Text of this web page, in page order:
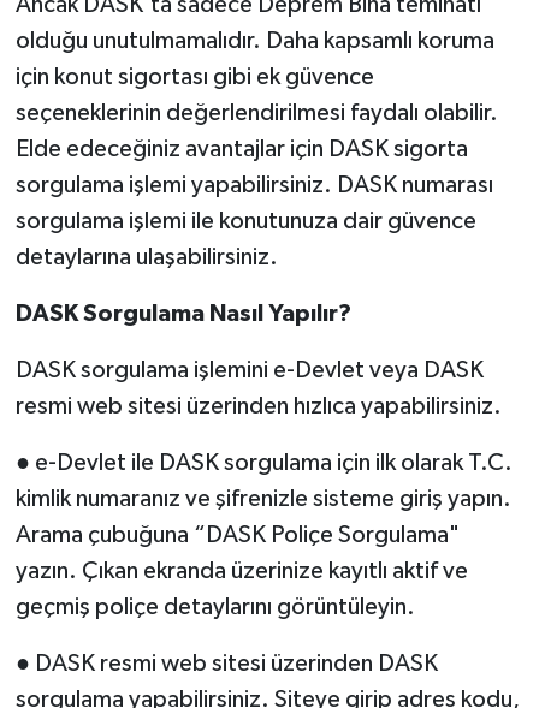
olduğu unutulmamalıdır. Daha kapsamlı koruma
için konut sigortası gibi ek güvence
seçeneklerinin değerlendirilmesi faydalı olabilir.
Elde edeceğiniz avantajlar için DASK sigorta
sorgulama işlemi yapabilirsiniz. DASK numarası
sorgulama işlemi ile konutunuza dair güvence
detaylarına ulaşabilirsiniz.
DASK Sorgulama Nasıl Yapılır?
DASK sorgulama işlemini e-Devlet veya DASK
resmi web sitesi üzerinden hızlıca yapabilirsiniz.
● e-Devlet ile DASK sorgulama için ilk olarak T.C.
kimlik numaranız ve şifrenizle sisteme giriş yapın.
Arama çubuğuna “DASK Poliçe Sorgulama"
yazın. Çıkan ekranda üzerinize kayıtlı aktif ve
geçmiş poliçe detaylarını görüntüleyin.
● DASK resmi web sitesi üzerinden DASK
sorgulama yapabilirsiniz. Siteye girip adres kodu,